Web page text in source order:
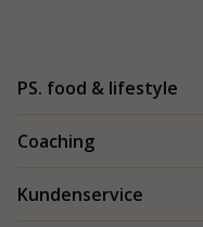
PS. food & lifestyle
Kundenerfolge
Coaching
Kundenservice